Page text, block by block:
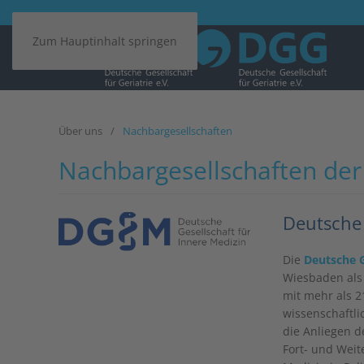
Zum Hauptinhalt springen
Über uns Nachbargesellschaften
Nachbargesellschaften der
Die Deutsche
Wiesbaden
mit mehr als
die Anliegen
Fort- und